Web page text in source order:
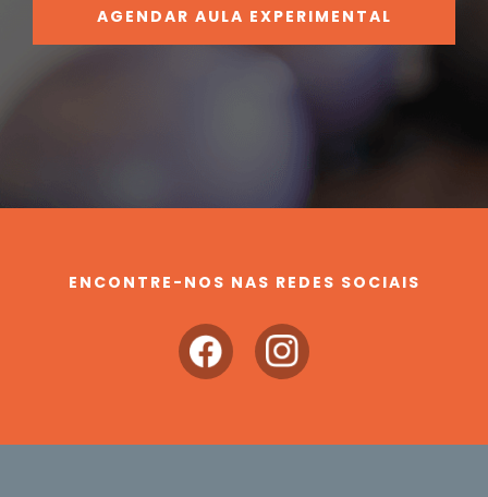
AGENDAR AULA EXPERIMENTAL
ENCONTRE-NOS NAS REDES SOCIAIS